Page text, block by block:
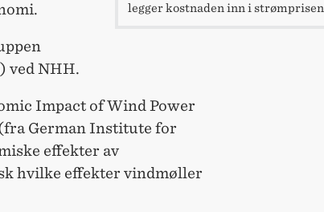
legger kostnaden inn i strømprisen
ved NHH.
Impact of Wind Power
German Institute for
effekter av
hvilke effekter vindmøller